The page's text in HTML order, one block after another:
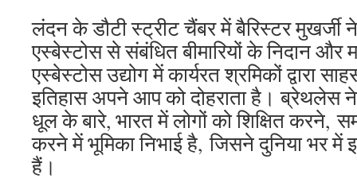
लंदन के डौटी स्ट्रीट चैंबर में बैरिस्टर मुखर्जी
एस्बेस्टोस से संबंधित बीमारियों के निदान और
एस्बेस्टोस उद्योग में कार्यरत श्रमिकों द्वारा
इतिहास अपने आप को दोहराता है। ब्रेथलेस
धूल के बारे, भारत में लोगों को शिक्षित
करने में भूमिका निभाई है, जिसने दुनिया भर में
हैं।